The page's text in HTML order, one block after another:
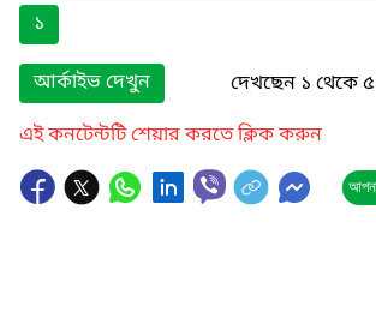
১
আর্কাইভ দেখুন
দেখছেন ১ থেকে ৫
এই কনটেন্টটি শেয়ার করতে ক্লিক করুন